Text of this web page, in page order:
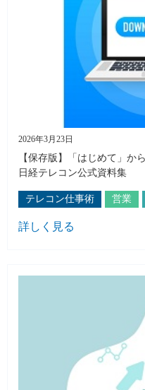
2026年3月23日
【保存版】「はじめて」か
日経テレコン公式資料集
テレコン仕事術 営業
詳しく見る